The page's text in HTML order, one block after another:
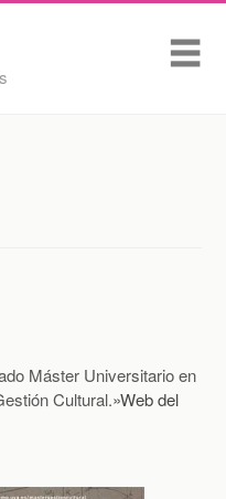
Máster Universitario en
Cultural.»Web del